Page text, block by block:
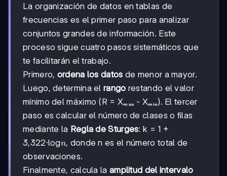
La organización de datos en tablas de
frecuencias es el primer paso para analizar
conjuntos grandes de información. Este
proceso sigue cuatro pasos sistemáticos que
te facilitarán el trabajo.
Primero, ordena los datos de menor a mayor.
Luego, determina elrango restando el valor
mínimo del máximo (R = Xₘₐₓ - Xₘᵢₙ). El tercer
paso es calcular el número de clases o filas
mediante la Regla de Sturges: k = 1 +
3,322·logn
n, donde n es el número total de
observaciones.
Finalmente, calcula la amplitud del intervalo